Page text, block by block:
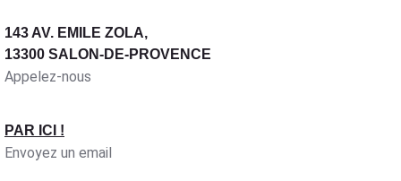
143 AV. EMILE ZOLA,
13300 SALON-DE-PROVENCE
Appelez-nous
PAR ICI !
Envoyez un email